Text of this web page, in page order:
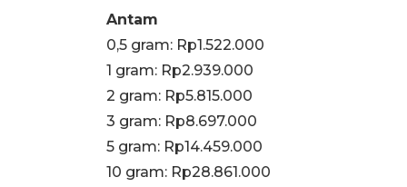
Antam
0,5 gram: Rp1.522.000
‎1 gram: Rp2.939.000
‎2 gram: Rp5.815.000
3 gram: Rp8.697.000
‎5 gram: Rp14.459.000
10 gram: Rp28.861.000